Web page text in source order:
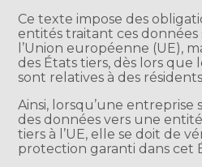
Ce texte impose des
entités traitant ces
l’Union européenne (UE),
des États tiers, dès lors que
sont relatives à des
Ainsi, lorsqu’une entreprise
des données vers une
tiers à l’UE, elle se doit de
protection garanti dans cet